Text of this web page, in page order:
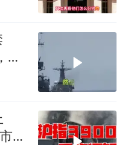
黄
场